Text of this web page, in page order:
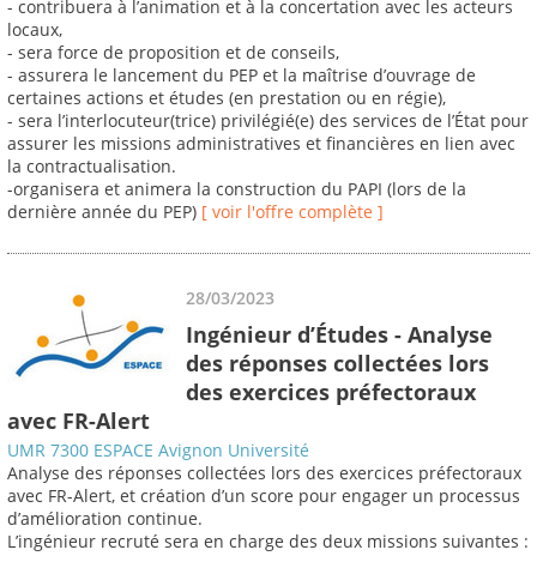
- contribuera à l’animation et à la concertation avec les acteurs
locaux,
- sera force de proposition et de conseils,
- assurera le lancement du PEP et la maîtrise d’ouvrage de
certaines actions et études (en prestation ou en régie),
- sera l’interlocuteur(trice) privilégié(e) des services de l’État pour
assurer les missions administratives et financières en lien avec
la contractualisation.
-organisera et animera la construction du PAPI (lors de la
dernière année du PEP) [ voir l'offre complète ]
28/03/2023
Ingénieur d’Études - Analyse
des réponses collectées lors
des exercices préfectoraux
avec FR-Alert
UMR 7300 ESPACE Avignon Université
Analyse des réponses collectées lors des exercices préfectoraux
avec FR-Alert, et création d’un score pour engager un processus
d’amélioration continue.
L’ingénieur recruté sera en charge des deux missions suivantes :